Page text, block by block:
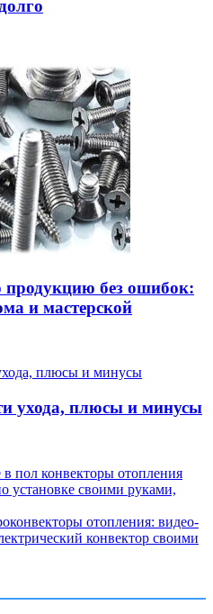
без ошибок:
и мастерской
ухода, плюсы и минусы
пол конвекторы отопления
установке своими руками,
отопления: видео-
конвектор своими